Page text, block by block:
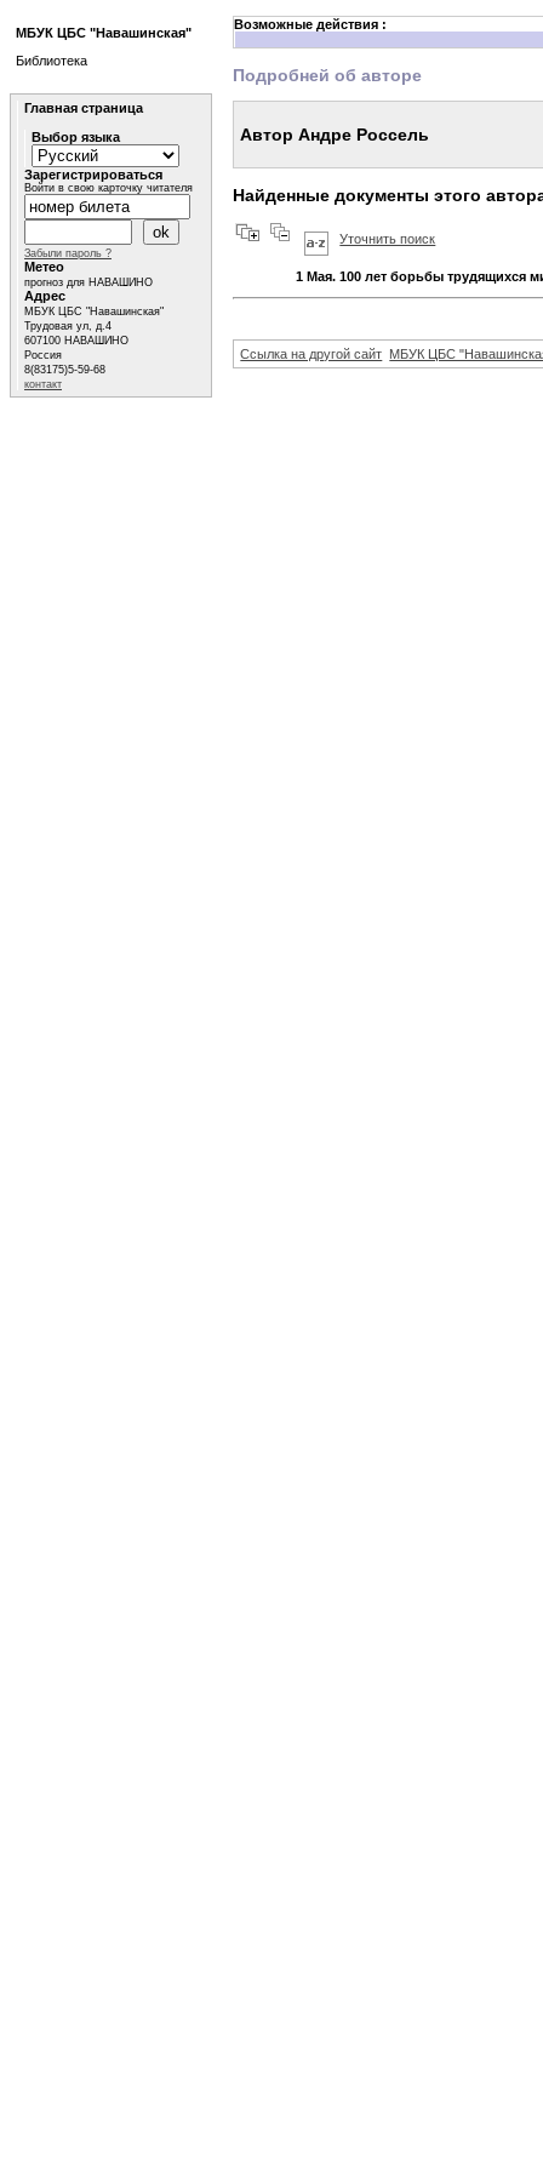
Возможные действия :
Подробней об авторе
Автор Андре Россель
Найденные документы этого
Уточнить поиск
1 Мая. 100 лет борьбы трудящихся
Ссылка на другой сайт МБУК ЦБС
МБУК ЦБС "Навашинская"
Библиотека
Главная страница
Выбор языка
Зарегистрироваться
Войти в свою карточку читателя
Забыли пароль ?
Метео
прогноз для НАВАШИНО
Адрес
МБУК ЦБС "Навашинская"
Трудовая ул, д.4
607100 НАВАШИНО
Россия
8(83175)5-59-68
контакт